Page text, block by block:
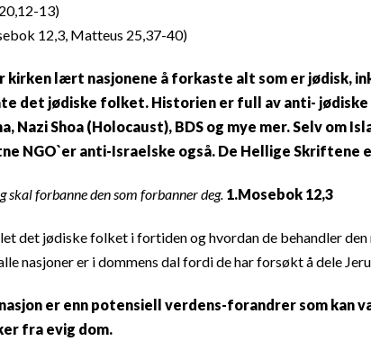
13)
12,3, Matteus 25,37-40)
lært nasjonene å forkaste alt som er jødisk,
det jødiske folket. Historien er full av anti-
Nazi Shoa (Holocaust), BDS og mye mer. Selv om
NGO`er anti-Israelske også. De Hellige Skriftene
skal forbanne den som forbanner deg. 1.Mosebok 12,3
det jødiske folket i fortiden og hvordan de behandler
nasjoner er i dommens dal fordi de har forsøkt å dele
er enn potensiell verdens-forandrer som kan
fra evig dom.